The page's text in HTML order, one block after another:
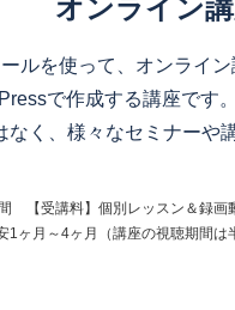
オンライン
ルを使って、オンライ
で作成する講座です
なく、様々なセミナーや
【受講料】個別レッスン＆録
1ヶ月～4ヶ月（講座の視聴期間は